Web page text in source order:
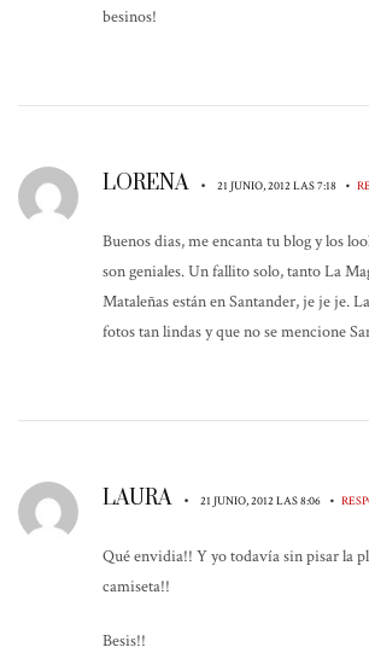
besinos!
LORENA • 21 JUNIO, 2012 LAS 7:18 •
Buenos dias, me encanta tu blog y los
son geniales. Un fallito solo, tanto La
Mataleñas están en Santander, je je je.
fotos tan lindas y que no se mencione
LAURA • 21 JUNIO, 2012 LAS 8:06 •
Qué envidia!! Y yo todavía sin pisar la
camiseta!!
Besis!!